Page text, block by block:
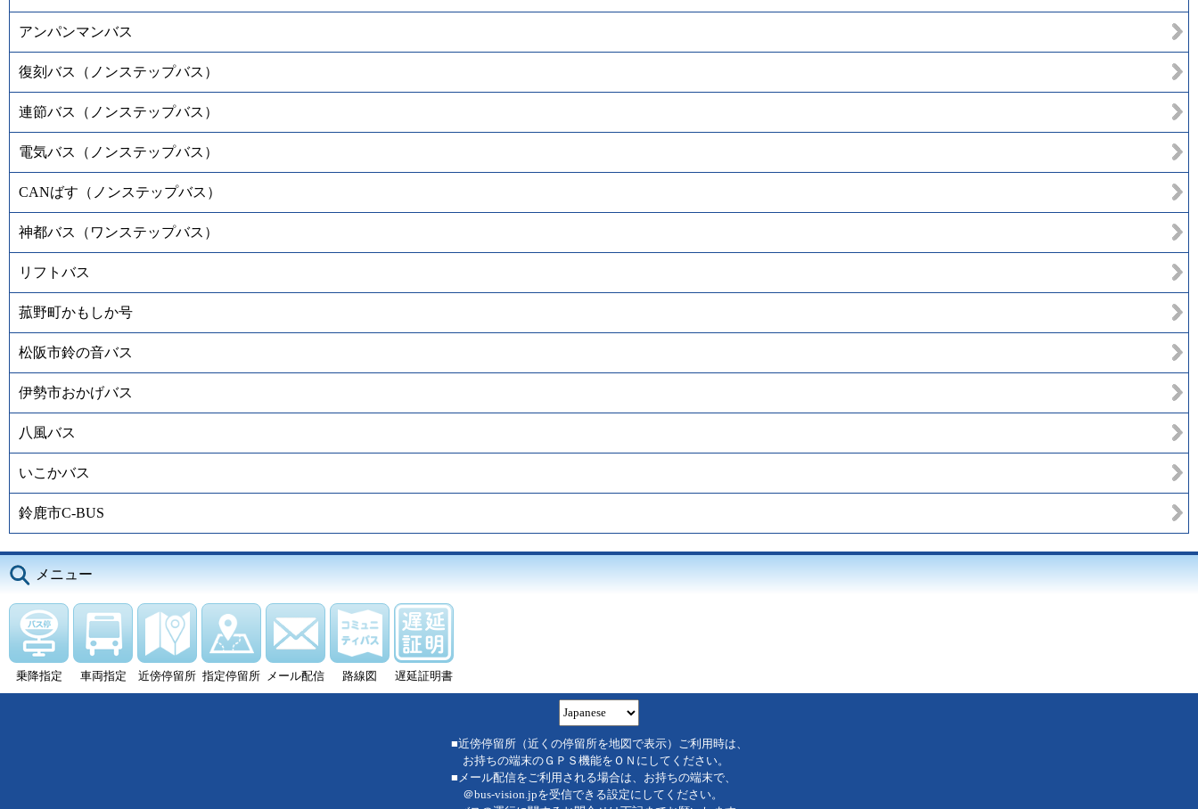
アンパンマンバス
復刻バス（ノンステップバス）
連節バス（ノンステップバス）
電気バス（ノンステップバス）
CANばす（ノンステップバス）
神都バス（ワンステップバス）
リフトバス
菰野町かもしか号
松阪市鈴の音バス
伊勢市おかげバス
八風バス
いこかバス
鈴鹿市C-BUS
メニュー
乗降指定 車両指定 近傍停留所 指定停留所 メール配信 路線図 遅延証明書
■近傍停留所（近くの停留所を地図で表示）ご利用時は、
お持ちの端末のＧＰＳ機能をＯＮにしてください。
■メール配信をご利用される場合は、お持ちの端末で、
＠bus-vision.jpを受信できる設定にしてください。